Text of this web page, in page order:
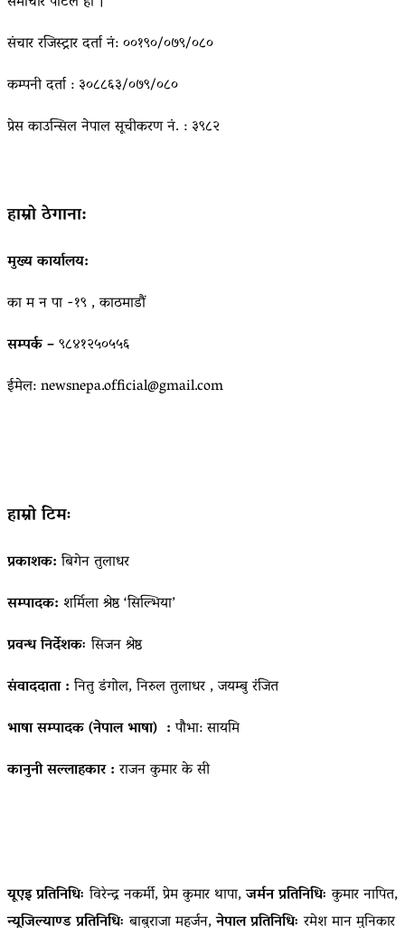
संचार रजिस्ट्रार दर्ता नं: ००१९०/०७९/०८०
कम्पनी दर्ता : ३०८८६३/०७९/०८०
प्रेस काउन्सिल नेपाल सूचीकरण नं. : ३९८२
हाम्रो ठेगाना:
मुख्य कार्यालय:
का म न पा -१९ , काठमाडौं
सम्पर्क –९८४१२५०५५६
ईमेल: newsnepa.official@gmail.com
हाम्रो टिमः
प्रकाशक:बिगेन तुलाधर
सम्पादक: शर्मिला श्रेष्ठ ‘सिल्भिया’
प्रवन्ध निर्देशकःसिजन श्रेष्ठ
संवाददाता :नितु डंगोल, निरुल तुलाधर , जयम्बु रंजित
भाषा सम्पादक (नेपाल भाषा) :पौभा: सायमि
कानुनी सल्लाहकार :राजन कुमार के सी
यूएइ प्रतिनिधिः विरेन्द्र नकर्मी, प्रेम कुमार थापा,जर्मन प्रतिनिधिः कुमार नापित,